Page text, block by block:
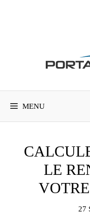
MENU
LE
27